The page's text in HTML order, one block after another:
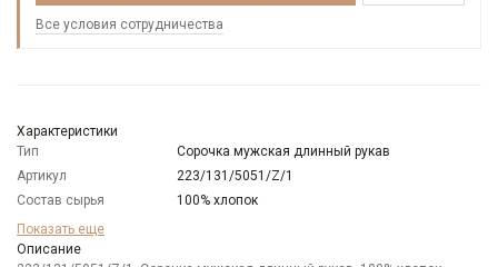
Все условия сотрудничества
Характеристики
Тип
Сорочка мужская длинный рукав
Артикул
223/131/5051/Z/1
Состав сырья
100% хлопок
Бренд
Модель
Показать еще
Описание